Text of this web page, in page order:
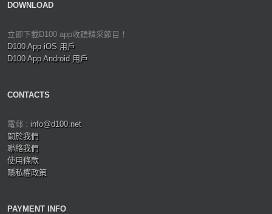
DOWNLOAD
立即下載D100 app收聽精采節目！
D100 App iOS 用戶
D100 App Android 用戶
CONTACTS
電郵 : info@d100.net
關於我們
聯絡我們
使用條款
隱私權政策
PAYMENT INFO